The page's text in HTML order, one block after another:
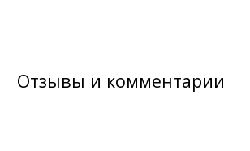
Отзывы и комментарии